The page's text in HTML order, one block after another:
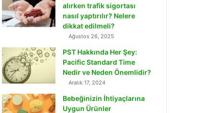
alırken trafik sigortası
nasıl yaptırılır? Nelere
dikkat edilmeli?
Ağustos 26, 2025
PST Hakkında Her Şey:
Pacific Standard Time
Nedir ve Neden Önemlidir?
Aralık 17, 2024
Bebeğinizin İhtiyaçlarına
Uygun Ürünler